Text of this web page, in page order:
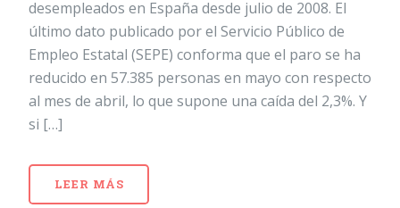
desempleados en España desde julio de 2008. El
último dato publicado por el Servicio Público de
Empleo Estatal (SEPE) conforma que el paro se ha
reducido en 57.385 personas en mayo con respecto
al mes de abril, lo que supone una caída del 2,3%. Y
si […]
LEER MÁS